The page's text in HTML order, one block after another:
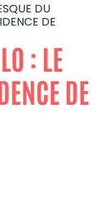
DU
DE
: LE
DE